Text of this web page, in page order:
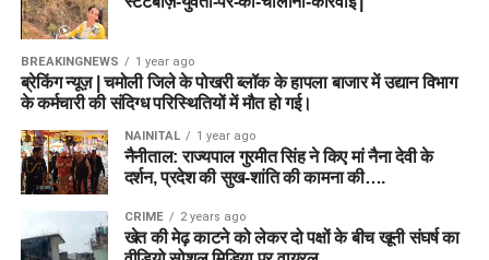
Prediction (मैच परिणाम पूर्वानुमान)
ML vs TRT Match 25एक हाई-वोल्टेज मुकाबला होने की पूरी उम्मीद
है। दोनों टीमों की हालिया फॉर्म और खिलाड़ियों के आंकड़ों को देखा जाए तो
Trent Rockets (TRT)का पलड़ा थोड़ा भारी नजर आ रहा है।
हालांकि, MI London के ऑलराउंडर्स भी पासा पलटने में सक्षम हैं।
डिस्क्लेमर: इस खेल में वित्तीय जोखिम का तत्व शामिल है और इसकी आदत
पड़ सकती है। कृपया अपनी जिम्मेदारी और समझदारी से खेलें।
Suggestions)
स्मॉल लीग (Small League / Head-to-
Head):
कप्तान (C):Hayley Matthews
उप-कप्तान (VC):Nat Sciver-Brunt
ग्रैंड लीग (Grand League / Multi-
BPH vs SUL Probable Playing
11
Birmingham Phoenix
Will Smeed
Mitchell Owen
Joe Clarke (WK)
BREAKINGNEWS 1 year ago
ब्रेकिंग न्यूज़ | चमोली जिले के पोखरी ब्लॉक के हापला बाजार में उद्यान विभाग
के कर्मचारी की संदिग्ध परिस्थितियों में मौत हो गई।
NAINITAL 1 year ago
नैनीताल: राज्यपाल गुरमीत सिंह ने किए मां नैना देवी के
दर्शन, प्रदेश की सुख-शांति की कामना की….
CRIME 2 years ago
खेत की मेढ़ काटने को लेकर दो पक्षों के बीच खूनी संघर्ष का